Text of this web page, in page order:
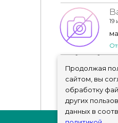
19
Чтобы
авторизоваться!
Продолжая
сайтом, вы
обработку
других
данных в